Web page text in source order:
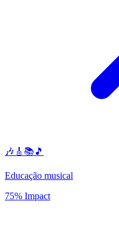
🎶🎸📚🎵
Educação musical
75% Impact